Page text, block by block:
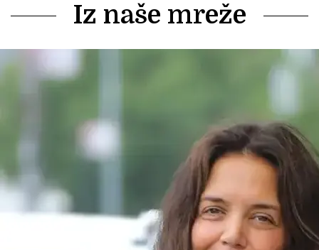
Iz naše mreže